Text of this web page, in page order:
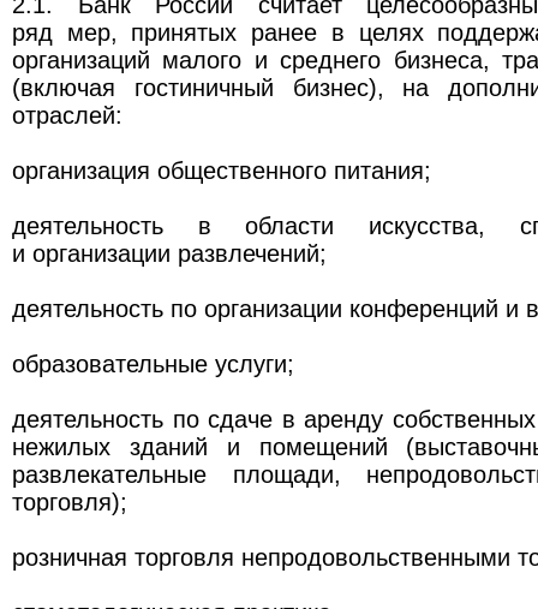
ряд мер, принятых ранее в целях
организаций малого и среднего бизнеса,
(включая гостиничный бизнес), на
отраслей:
организация общественного питания;
деятельность в области искусства,
и организации развлечений;
деятельность по организации конференций и
образовательные услуги;
деятельность по сдаче в аренду
нежилых зданий и помещений
развлекательные площади,
торговля);
розничная торговля непродовольственными